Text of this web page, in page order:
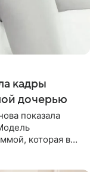
кадры
дочерью
показала
которая в